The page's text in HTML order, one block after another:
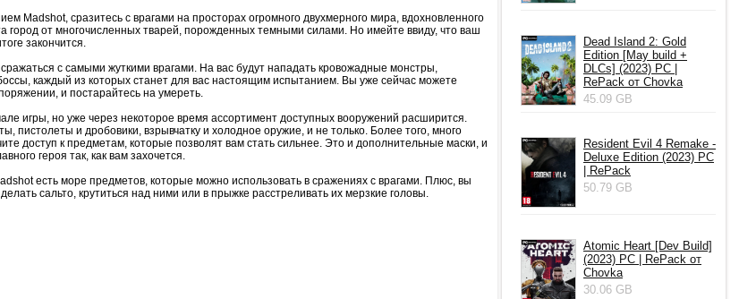
Madshot, сразитесь с врагами на просторах огромного двухмерного мира, вдохновленного
от многочисленных тварей, порожденных темными силами. Но имейте ввиду, что ваш
закончится.
с самыми жуткими врагами. На вас будут нападать кровожадные монстры,
каждый из которых станет для вас настоящим испытанием. Вы уже сейчас можете
и постарайтесь на умереть.
игры, но уже через некоторое время ассортимент доступных вооружений расширится.
и дробовики, взрывчатку и холодное оружие, и не только. Более того, много
доступ к предметам, которые позволят вам стать сильнее. Это и дополнительные маски, и
героя так, как вам захочется.
есть море предметов, которые можно использовать в сражениях с врагами. Плюс, вы
сальто, крутиться над ними или в прыжке расстреливать их мерзкие головы.
Dead Island 2: Gold
Edition [May build +
DLCs] (2023) PC |
RePack от Chovka
45.09 GB
Resident Evil 4 Remake -
Deluxe Edition (2023) PC
| RePack
50.79 GB
Atomic Heart [Dev Build]
(2023) PC | RePack от
Chovka
30.06 GB